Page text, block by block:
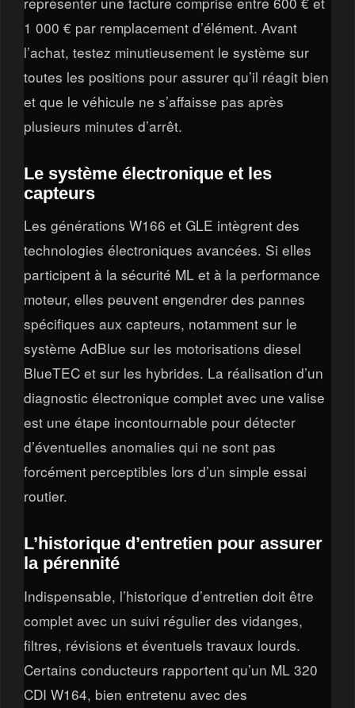
1 000 € par remplacement d’élément. Avant
l’achat, testez minutieusement le système sur
toutes les positions pour assurer qu’il réagit bien
et que le véhicule ne s’affaisse pas après
plusieurs minutes d’arrêt.
Le système électronique et les
capteurs
Les générations W166 et GLE intègrent des
technologies électroniques avancées. Si elles
participent à la sécurité ML et à la performance
moteur, elles peuvent engendrer des pannes
spécifiques aux capteurs, notamment sur le
système AdBlue sur les motorisations diesel
BlueTEC et sur les hybrides. La réalisation d’un
diagnostic électronique complet avec une valise
est une étape incontournable pour détecter
d’éventuelles anomalies qui ne sont pas
forcément perceptibles lors d’un simple essai
routier.
L’historique d’entretien pour assurer
la pérennité
Indispensable, l’historique d’entretien doit être
complet avec un suivi régulier des vidanges,
filtres, révisions et éventuels travaux lourds.
Certains conducteurs rapportent qu’un ML 320
CDI W164, bien entretenu avec des